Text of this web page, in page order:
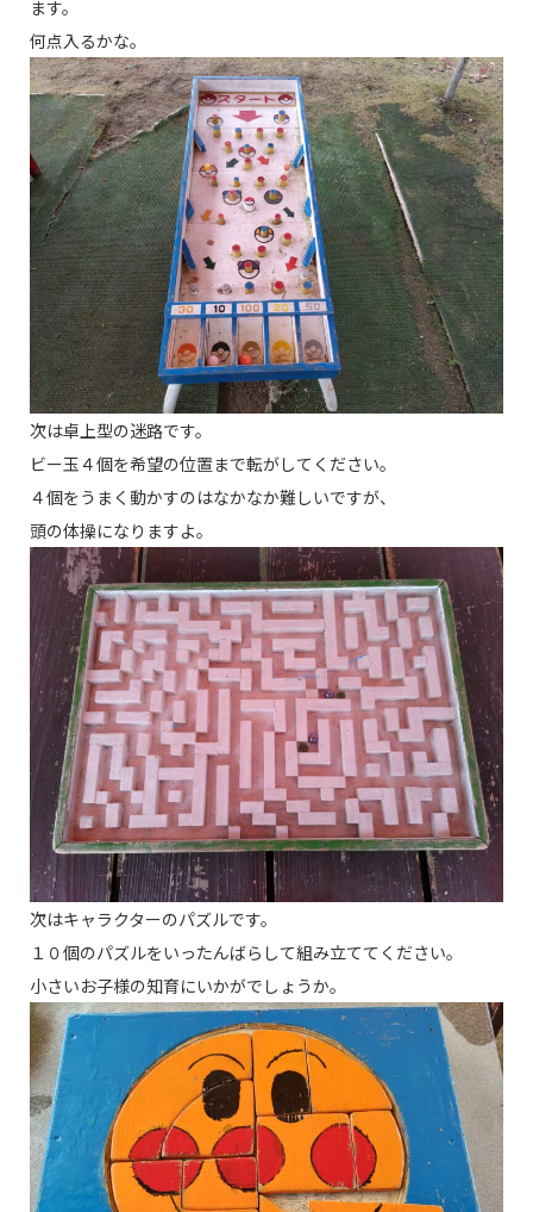
ます。
何点入るかな。
次は卓上型の迷路です。
ビー玉４個を希望の位置まで転がしてください。
４個をうまく動かすのはなかなか難しいですが、
頭の体操になりますよ。
次はキャラクターのパズルです。
１０個のパズルをいったんばらして組み立ててください。
小さいお子様の知育にいかがでしょうか。